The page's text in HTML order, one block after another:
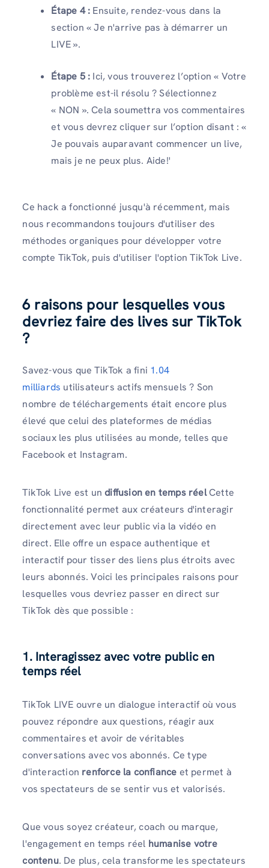
Étape 4 : Ensuite, rendez-vous dans la
section « Je n'arrive pas à démarrer un
LIVE ».
Étape 5 : Ici, vous trouverez l’option « Votre
problème est-il résolu ? Sélectionnez
« NON ». Cela soumettra vos commentaires
et vous devrez cliquer sur l’option disant : «
Je pouvais auparavant commencer un live,
mais je ne peux plus. Aide!'
Ce hack a fonctionné jusqu'à récemment, mais
nous recommandons toujours d'utiliser des
méthodes organiques pour développer votre
compte TikTok, puis d'utiliser l'option TikTok Live.
6 raisons pour lesquelles vous
devriez faire des lives sur TikTok
?
Savez-vous que TikTok a fini 1.04
milliards utilisateurs actifs mensuels ? Son
nombre de téléchargements était encore plus
élevé que celui des plateformes de médias
sociaux les plus utilisées au monde, telles que
Facebook et Instagram.
TikTok Live est undiffusion en temps réelCette
fonctionnalité permet aux créateurs d'interagir
directement avec leur public via la vidéo en
direct. Elle offre un espace authentique et
interactif pour tisser des liens plus étroits avec
leurs abonnés. Voici les principales raisons pour
lesquelles vous devriez passer en direct sur
TikTok dès que possible :
1. Interagissez avec votre public en
temps réel
TikTok LIVE ouvre un dialogue interactif où vous
pouvez répondre aux questions, réagir aux
commentaires et avoir de véritables
conversations avec vos abonnés. Ce type
d'interaction renforce la confiance et permet à
vos spectateurs de se sentir vus et valorisés.
Que vous soyez créateur, coach ou marque,
l'engagement en temps réel humanise votre
contenu. De plus, cela transforme les spectateurs